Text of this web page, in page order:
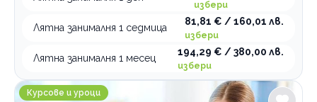
избери
Лятна занималня 1 седмица
81,81 € / 160,01 лв.
избери
Лятна занималня 1 месец
194,29 € / 380,00 лв.
избери
Занималня за деца и възрастни Общност на
Курсове и уроци